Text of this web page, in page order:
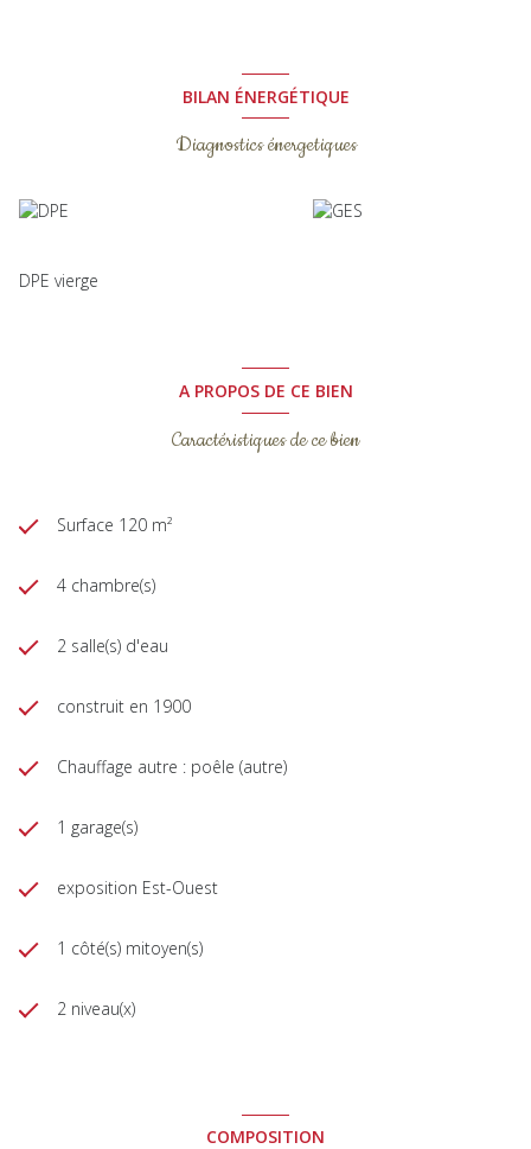
BILAN ÉNERGÉTIQUE
Diagnostics énergetiques
DPE vierge
A PROPOS DE CE BIEN
Caractéristiques de ce bien
Surface 120 m²
4 chambre(s)
2 salle(s) d'eau
construit en 1900
Chauffage autre : poêle (autre)
1 garage(s)
exposition Est-Ouest
1 côté(s) mitoyen(s)
2 niveau(x)
COMPOSITION